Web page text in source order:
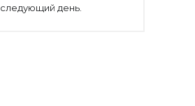
следующий день.